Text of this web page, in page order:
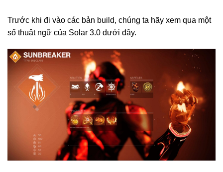
Trước khi đi vào các bản build, chúng ta hãy xem qua một
số thuật ngữ của Solar 3.0 dưới đây.